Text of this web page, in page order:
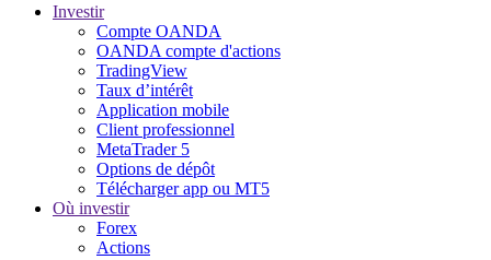
Investir
Compte OANDA
OANDA compte d'actions
TradingView
Taux d’intérêt
Application mobile
Client professionnel
MetaTrader 5
Options de dépôt
Télécharger app ou MT5
Où investir
Forex
Actions